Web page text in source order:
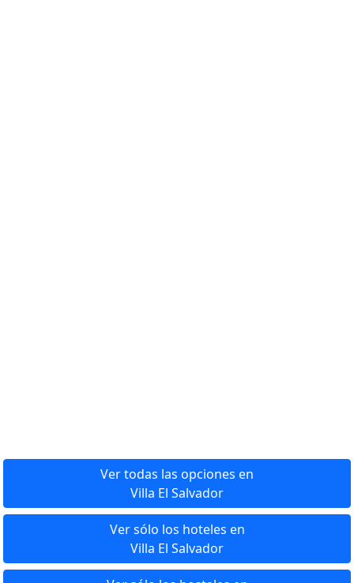
Ver todas las opciones en
Villa El Salvador
Ver sólo los hoteles en
Villa El Salvador